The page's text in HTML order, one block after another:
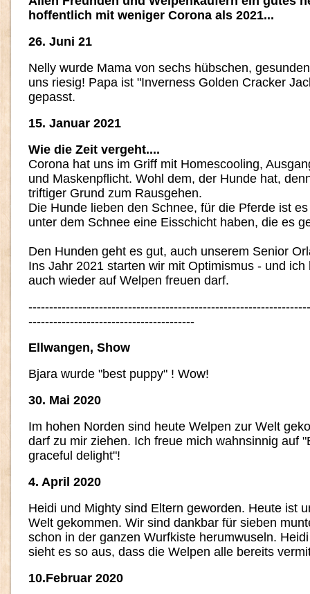
hoffentlich mit weniger Corona als 2021...
26. Juni 21
Nelly wurde Mama von sechs hübschen,
uns riesig! Papa ist "Inverness Golden Cracker
gepasst.
15. Januar 2021
Wie die Zeit vergeht....
Corona hat uns im Griff mit Homescooling,
und Maskenpflicht. Wohl dem, der Hunde hat,
triftiger Grund zum Rausgehen.
Die Hunde lieben den Schnee, für die Pferde ist
unter dem Schnee eine Eisschicht haben, die es
Den Hunden geht es gut, auch unserem Senior
Ins Jahr 2021 starten wir mit Optimismus - und
auch wieder auf Welpen freuen darf.
----------------------------------------
Ellwangen, Show
Bjara wurde "best puppy" ! Wow!
30. Mai 2020
Im hohen Norden sind heute Welpen zur Welt
darf zu mir ziehen. Ich freue mich wahnsinnig auf
graceful delight"!
4. April 2020
Heidi und Mighty sind Eltern geworden. Heute ist
Welt gekommen. Wir sind dankbar für sieben
schon in der ganzen Wurfkiste herumwuseln.
sieht es so aus, dass die Welpen alle bereits
10.Februar 2020